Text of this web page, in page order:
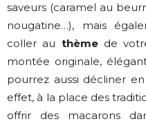
saveurs (caramel au
nougatine…), mais
coller au thèmede
montée originale,
pourrez aussi décliner en
effet, à la place des
offrir des macarons